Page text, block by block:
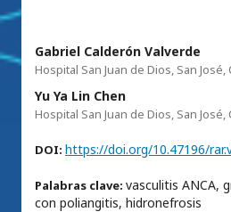
Gabriel Calderón Valverde
Hospital San Juan de Dios, San José,
Yu Ya Lin Chen
Hospital San Juan de Dios, San José,
DOI: https://doi.org/10.47196/
Palabras clave: vasculitis ANCA,
con poliangitis, hidronefrosis